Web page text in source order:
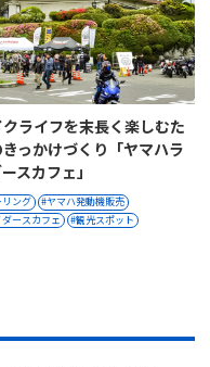
クライフを末長く楽しむた
っかけづくり「ヤマハラ
スカフェ」
ング
ヤマハ発動機販売
ースカフェ
観光スポット